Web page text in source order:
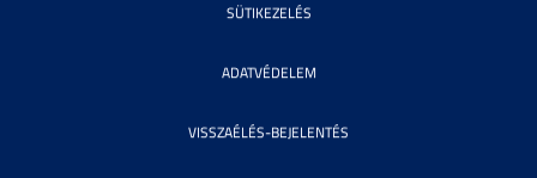
SÜTIKEZELÉS
ADATVÉDELEM
VISSZAÉLÉS-BEJELENTÉS